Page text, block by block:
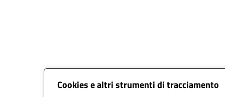
Cookies e altri strumenti di tracciamento